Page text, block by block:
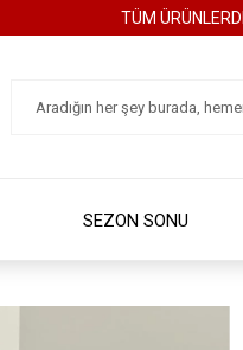
TÜM
SEZON SONU